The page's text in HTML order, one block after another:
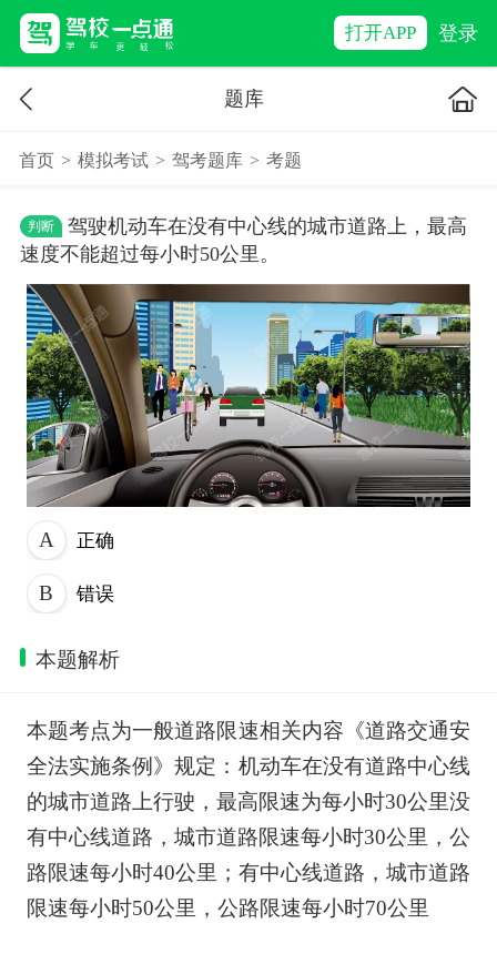
打开APP 登录
题库
首页 > 模拟考试 > 驾考题库 > 考题
判断
驾驶机动车在没有中心线的城市道路上，最高
速度不能超过每小时50公里。
正确
错误
本题解析
本题考点为一般道路限速相关内容《道路交通安
全法实施条例》规定：机动车在没有道路中心线
的城市道路上行驶，最高限速为每小时30公里没
有中心线道路，城市道路限速每小时30公里，公
路限速每小时40公里；有中心线道路，城市道路
限速每小时50公里，公路限速每小时70公里